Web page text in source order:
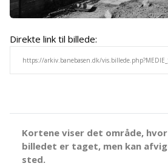
Direkte link til billede:
Kortene viser det område,
billedet er taget, men kan
sted.